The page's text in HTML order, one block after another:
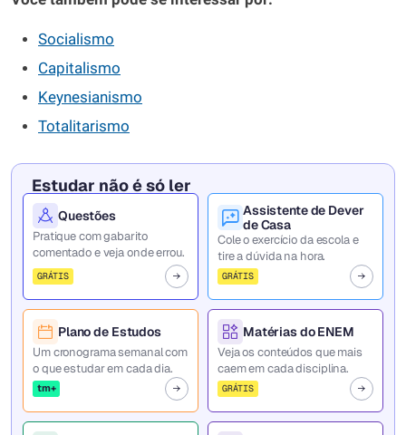
Socialismo
Capitalismo
Keynesianismo
Totalitarismo
Estudar não é só ler
Questões
Pratique com gabarito
comentado e veja onde errou.
GRÁTIS
Assistente de Dever
de Casa
Cole o exercício da escola e
tire a dúvida na hora.
GRÁTIS
Plano de Estudos
Um cronograma semanal com
o que estudar em cada dia.
tm+
Matérias do ENEM
Veja os conteúdos que mais
caem em cada disciplina.
GRÁTIS